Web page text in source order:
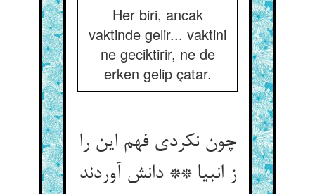
Her biri, ancak
vaktinde gelir... vaktini
ne geciktirir, ne de
erken gelip çatar.
چون نکردی فهم این را
ز انبیا ** دانش آوردند